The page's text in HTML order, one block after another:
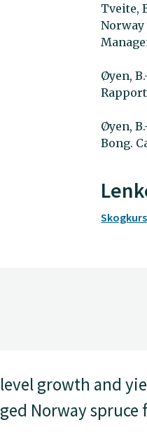
Tveite,
Øyen,
Øyen,
Bong.
growth and
Norway spruce